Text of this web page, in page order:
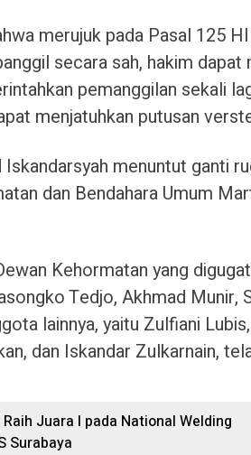
merujuk pada Pasal 125
secara sah, hakim dapat
pemanggilan sekali
menjatuhkan putusan
Iskandarsyah menuntut ganti
dan Bendahara Umum
Kehormatan yang
Tedjo, Akhmad Munir,
lainnya, yaitu Zulfiani
dan Iskandar Zulkarnain,
Juara I pada National Welding
Surabaya